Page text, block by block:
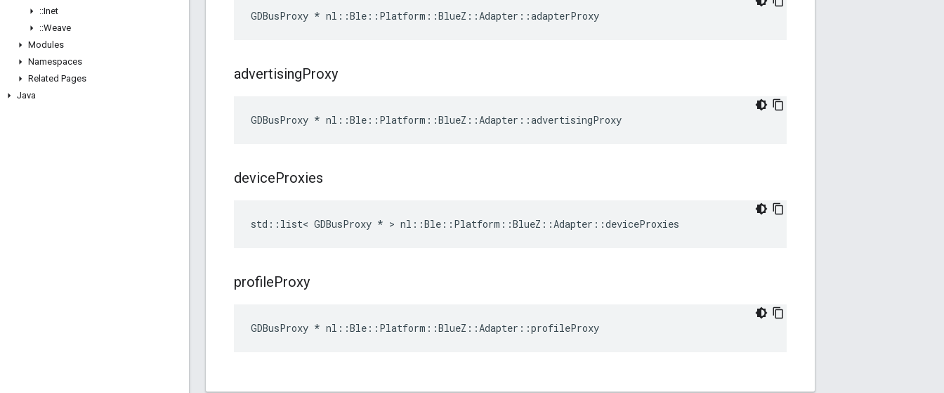
::Inet
::Weave
Modules
Namespaces
Related Pages
Java
GDBusProxy * nl::Ble::Platform::BlueZ::Adapter::adapterProxy
advertisingProxy
GDBusProxy * nl::Ble::Platform::BlueZ::Adapter::advertisingProxy
deviceProxies
std::list< GDBusProxy * > nl::Ble::Platform::BlueZ::Adapter::deviceProxies
profileProxy
GDBusProxy * nl::Ble::Platform::BlueZ::Adapter::profileProxy